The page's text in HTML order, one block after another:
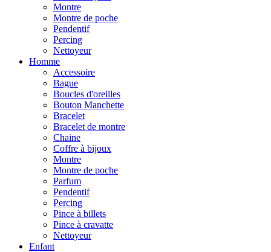
Montre
Montre de poche
Pendentif
Percing
Nettoyeur
Homme
Accessoire
Bague
Boucles d'oreilles
Bouton Manchette
Bracelet
Bracelet de montre
Chaine
Coffre à bijoux
Montre
Montre de poche
Parfum
Pendentif
Percing
Pince à billets
Pince à cravatte
Nettoyeur
Enfant